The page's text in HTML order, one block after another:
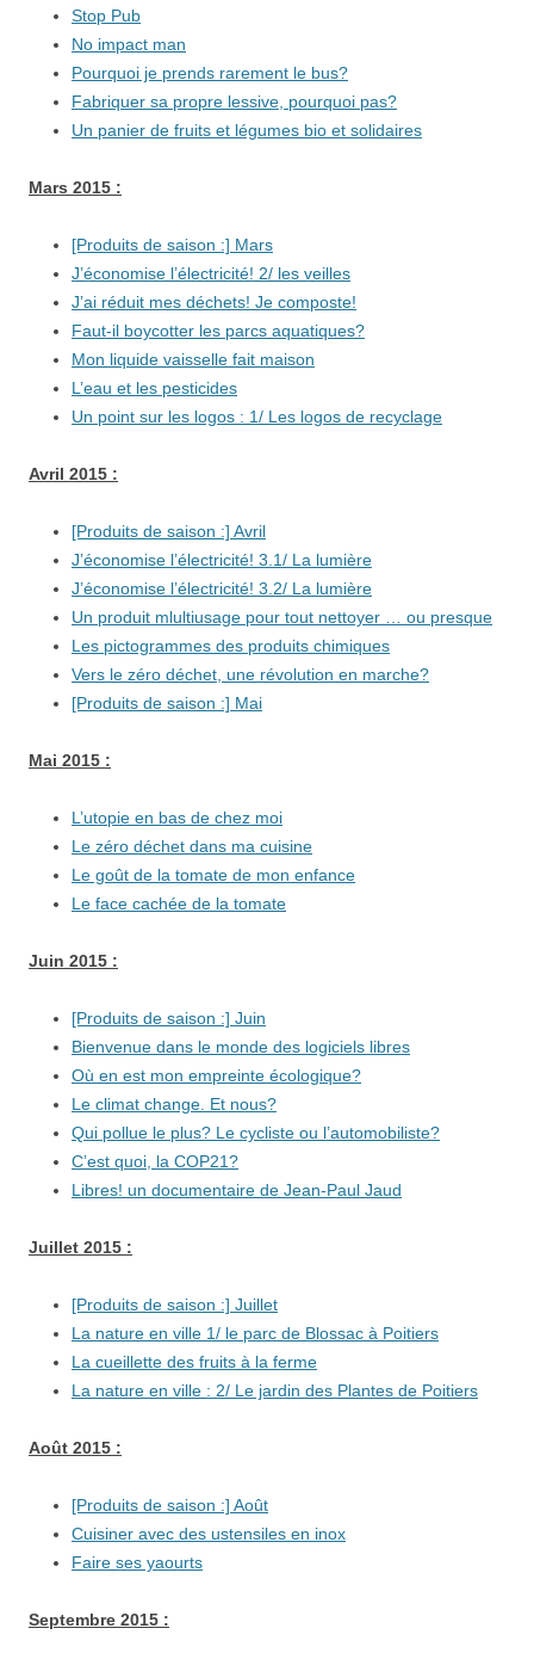
Stop Pub
No impact man
Pourquoi je prends rarement le bus?
Fabriquer sa propre lessive, pourquoi pas?
Un panier de fruits et légumes bio et solidaires
Mars 2015 :
[Produits de saison :] Mars
J’économise l’électricité! 2/ les veilles
J’ai réduit mes déchets! Je composte!
Faut-il boycotter les parcs aquatiques?
Mon liquide vaisselle fait maison
L’eau et les pesticides
Un point sur les logos : 1/ Les logos de recyclage
Avril 2015 :
[Produits de saison :] Avril
J’économise l’électricité! 3.1/ La lumière
J’économise l’électricité! 3.2/ La lumière
Un produit mlultiusage pour tout nettoyer … ou presque
Les pictogrammes des produits chimiques
Vers le zéro déchet, une révolution en marche?
[Produits de saison :] Mai
Mai 2015 :
L’utopie en bas de chez moi
Le zéro déchet dans ma cuisine
Le goût de la tomate de mon enfance
Le face cachée de la tomate
Juin 2015 :
[Produits de saison :] Juin
Bienvenue dans le monde des logiciels libres
Où en est mon empreinte écologique?
Le climat change. Et nous?
Qui pollue le plus? Le cycliste ou l’automobiliste?
C’est quoi, la COP21?
Libres! un documentaire de Jean-Paul Jaud
Juillet 2015 :
[Produits de saison :] Juillet
La nature en ville 1/ le parc de Blossac à Poitiers
La cueillette des fruits à la ferme
La nature en ville : 2/ Le jardin des Plantes de Poitiers
Août 2015 :
[Produits de saison :] Août
Cuisiner avec des ustensiles en inox
Faire ses yaourts
Septembre 2015 :